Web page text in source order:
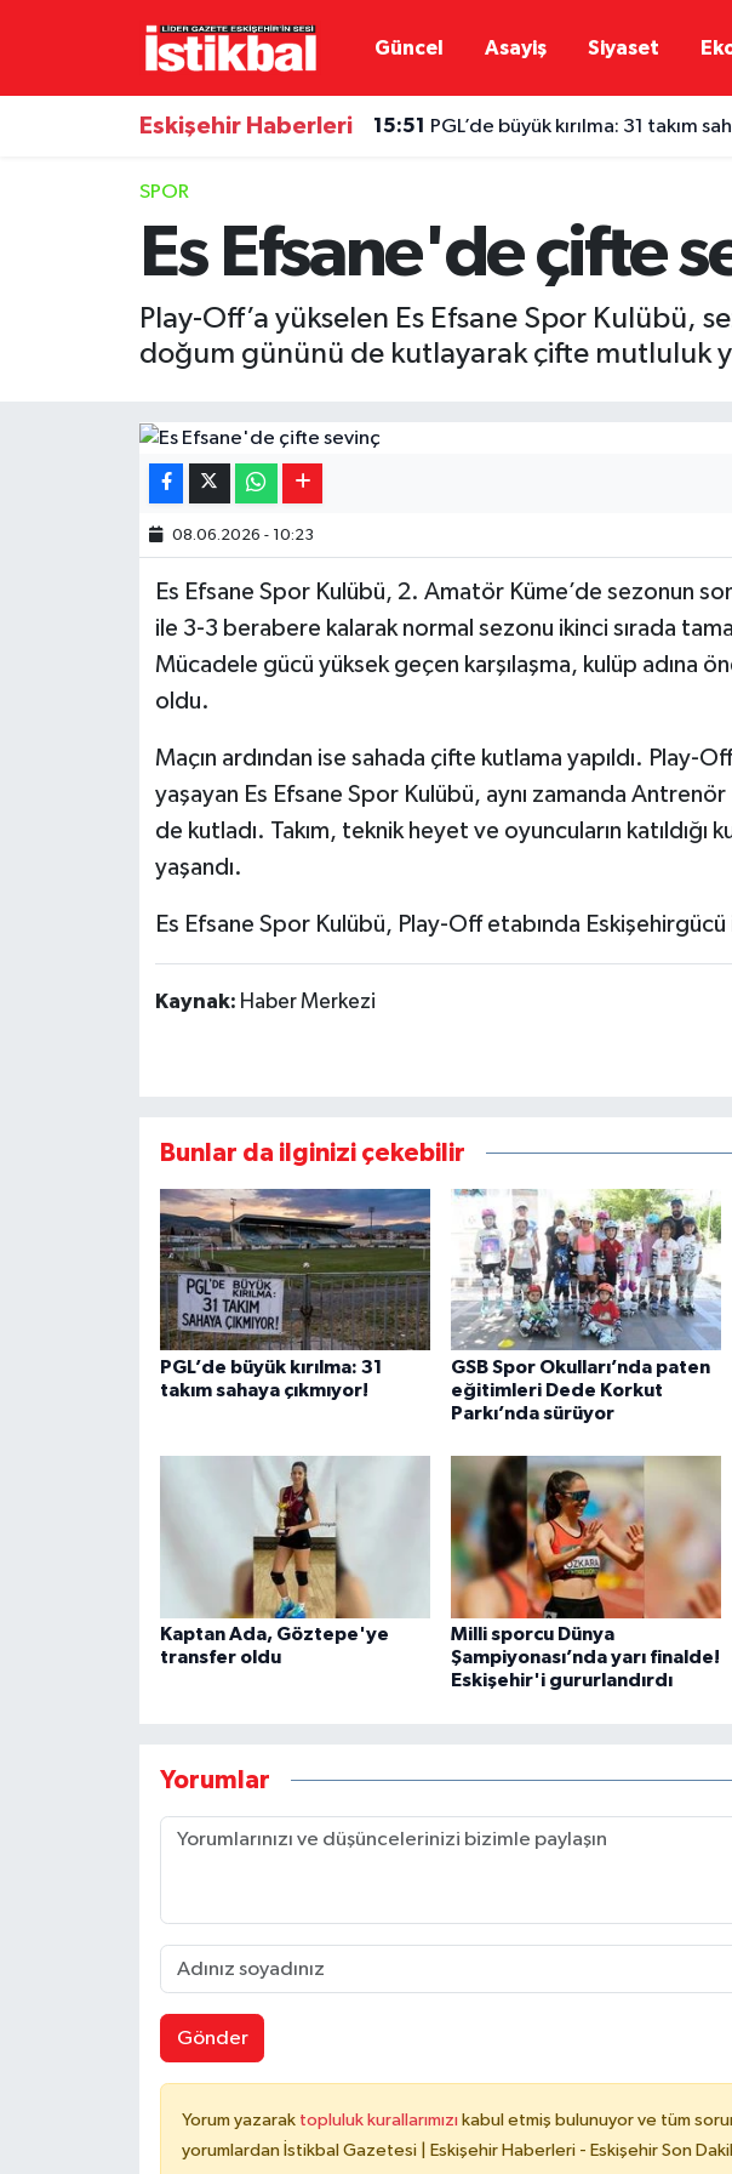
Güncel Asayiş Siyaset
Eskişehir Haberleri 15:51 PGL’de büyük kırılma: 31 takım
SPOR
Es Efsane'de çifte
Play-Off’a yükselen Es Efsane Spor Kulübü,
doğum gününü de kutlayarak çifte mutluluk
08.06.2026 - 10:23
Es Efsane Spor Kulübü, 2. Amatör Küme’de sezonun
ile 3-3 berabere kalarak normal sezonu ikinci sırada
Mücadele gücü yüksek geçen karşılaşma, kulüp adına
oldu.
Maçın ardından ise sahada çifte kutlama yapıldı. Play-
yaşayan Es Efsane Spor Kulübü, aynı zamanda Antrenör
de kutladı. Takım, teknik heyet ve oyuncuların katıldığı
yaşandı.
Es Efsane Spor Kulübü, Play-Off etabında Eskişehirgücü
Kaynak: Haber Merkezi
Bunlar da ilginizi çekebilir
PGL’de büyük kırılma: 31
takım sahaya çıkmıyor!
GSB Spor Okulları’nda paten
eğitimleri Dede Korkut
Parkı’nda sürüyor
Kaptan Ada, Göztepe'ye
transfer oldu
Milli sporcu Dünya
Şampiyonası’nda yarı finalde!
Eskişehir'i gururlandırdı
Yorumlar
Gönder
Yorum yazarak topluluk kurallarımızı kabul etmiş bulunuyor ve tüm
yorumlardan İstikbal Gazetesi | Eskişehir Haberleri - Eskişehir Son
Eskişehirspor
Ekonomi
Eskişehir Nöbetçi Eczaneler
Eskişehir Trafik Yoğunluk Haritası
TFF 3.Lig 4.Grup Puan Durumu ve Fikstür
Son Dakika Haberleri
Haber Arşivi